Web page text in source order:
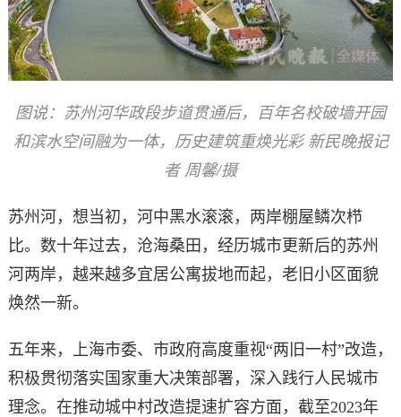
图说：苏州河华政段步道贯通后，百年名校破墙开园
和滨水空间融为一体，历史建筑重焕光彩 新民晚报记
者 周馨/摄
苏州河，想当初，河中黑水滚滚，两岸棚屋鳞次栉
比。数十年过去，沧海桑田，经历城市更新后的苏州
河两岸，越来越多宜居公寓拔地而起，老旧小区面貌
焕然一新。
五年来，上海市委、市政府高度重视“两旧一村”改造，
积极贯彻落实国家重大决策部署，深入践行人民城市
理念。在推动城中村改造提速扩容方面，截至2023年